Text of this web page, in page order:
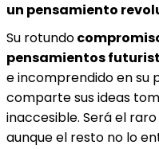
un pensamiento
Su rotundo
pensamientos
e incomprendido en su
comparte sus ideas
inaccesible. Será el
aunque el resto no lo